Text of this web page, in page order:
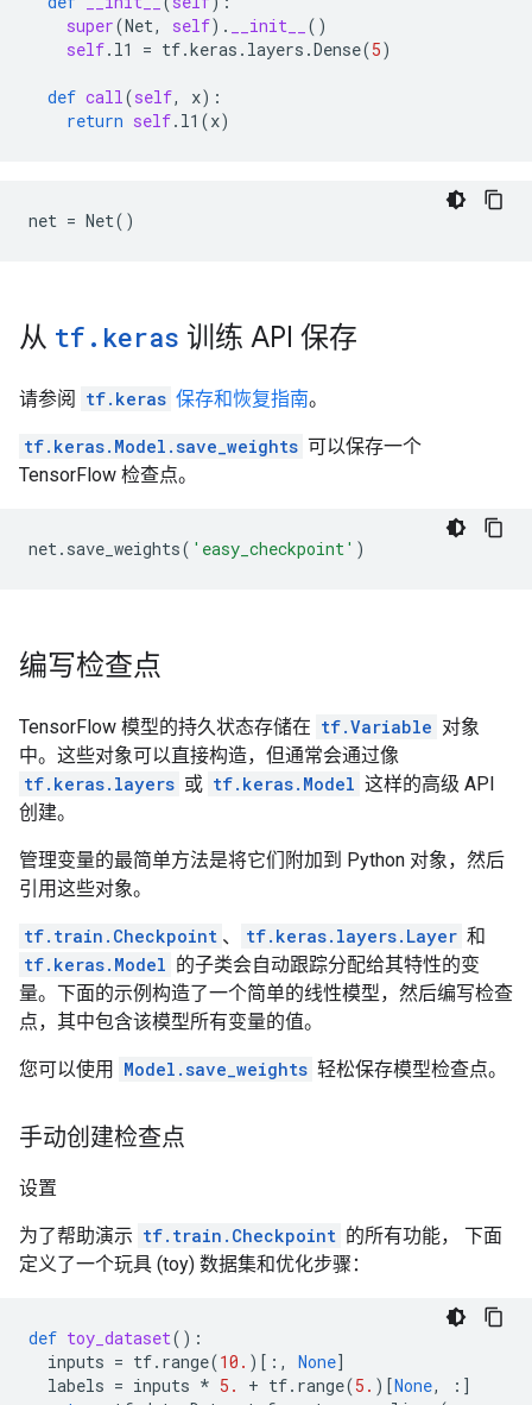
super(Net, self) . __init__
()
self. l1 = tf.keras . layers .Dense(5)
def call(self, x):
return self. l1 (x)
net = Net()
从 tf . keras 训练 API 保存
请参阅 tf.keras 保存和恢复指南。
tf.keras.Model.save_weights 可以保存一个
TensorFlow 检查点。
net. save_weights( 'easy_checkpoint' )
编写检查点
TensorFlow 模型的持久状态存储在 tf.Variable 对象
中。这些对象可以直接构造，但通常会通过像
tf.keras.layers 或 tf.keras.Model 这样的高级 API
创建。
管理变量的最简单方法是将它们附加到 Python 对象，然后
引用这些对象。
tf.train.Checkpoint 、 tf.keras.layers.Layer 和
tf.keras.Model 的子类会自动跟踪分配给其特性的变
量。下面的示例构造了一个简单的线性模型，然后编写检查
点，其中包含该模型所有变量的值。
您可以使用 Model.save_weights 轻松保存模型检查点。
手动创建检查点
设置
为了帮助演示 tf.train.Checkpoint 的所有功能， 下面
定义了一个玩具 (toy) 数据集和优化步骤：
def toy_dataset():
inputs = tf. range(10. )[:, None]
labels = inputs * 5. + tf. range(5. )[None,
:]